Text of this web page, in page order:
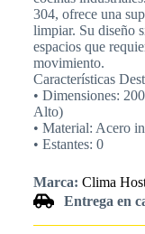
304, ofrece una
limpiar. Su diseño
espacios que
movimiento.
Características
• Dimensiones:
Alto)
• Material: Acero
• Estantes: 0
Marca: Clima
Entrega en